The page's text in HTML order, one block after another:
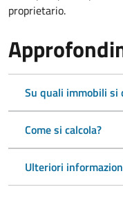
proprietario.
Su quali immobili si
Come si calcola?
Ulteriori